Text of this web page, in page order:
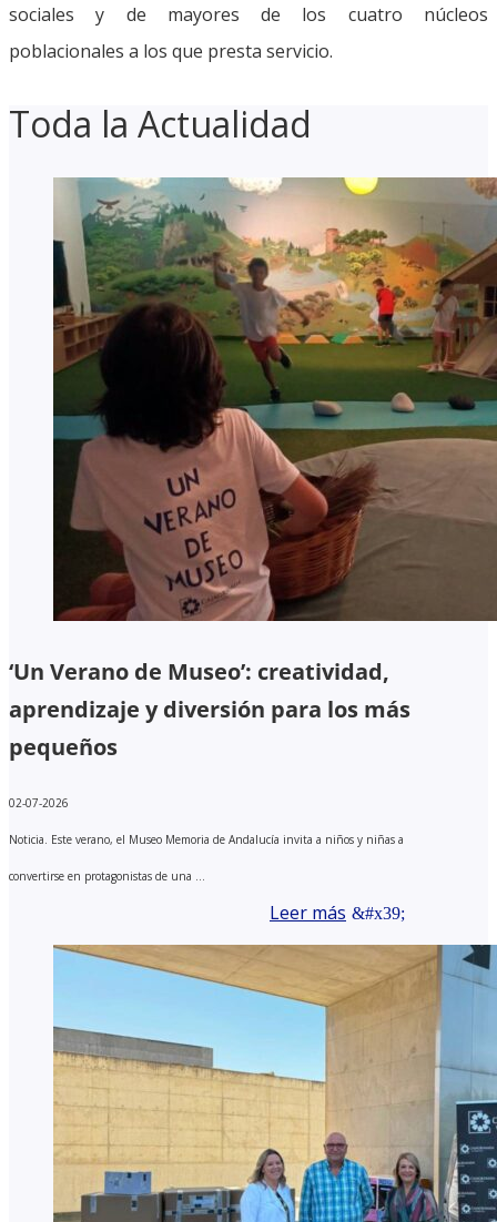
sociales y de mayores de los cuatro núcleos
poblacionales a los que presta servicio.
Toda la Actualidad
‘Un Verano de Museo’: creatividad,
aprendizaje y diversión para los más
pequeños
02-07-2026
Noticia. Este verano, el Museo Memoria de Andalucía invita a niños y niñas a
convertirse en protagonistas de una ...
Leer más